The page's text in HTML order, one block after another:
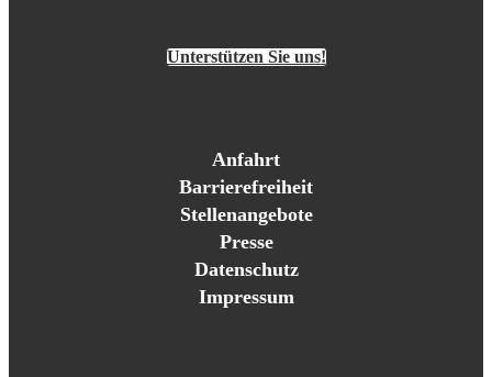
Unterstützen Sie uns!
Anfahrt
Barrierefreiheit
Stellenangebote
Presse
Datenschutz
Impressum